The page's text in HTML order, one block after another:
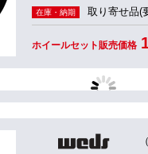
在庫・納期 取り寄せ品(
ホイールセット販売価格